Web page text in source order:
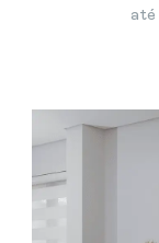
até